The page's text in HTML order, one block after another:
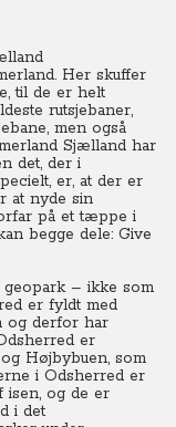
Her skuffer
til de er helt
rutsjebaner,
men også
Sjælland har
det, der i
er, at der er
at nyde sin
på et tæppe i
begge dele: Give
– ikke som
er fyldt med
og derfor har
er
Højbybuen, som
i Odsherred er
isen, og de er
i det